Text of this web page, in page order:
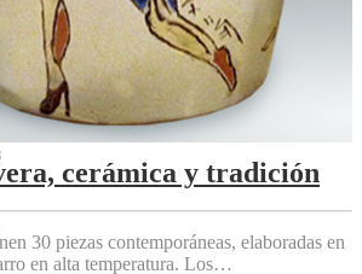
cerámica y tradición
30 piezas contemporáneas, elaboradas en
en alta temperatura. Los…